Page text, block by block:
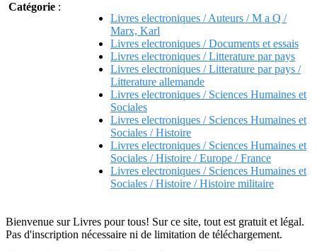
Catégorie :
Livres electroniques / Auteurs / M a Q /
Marx, Karl
Livres electroniques / Documents et essais
Livres electroniques / Litterature par pays
Livres electroniques / Litterature par pays /
Litterature allemande
Livres electroniques / Sciences Humaines et
Sociales
Livres electroniques / Sciences Humaines et
Sociales / Histoire
Livres electroniques / Sciences Humaines et
Sociales / Histoire / Europe / France
Livres electroniques / Sciences Humaines et
Sociales / Histoire / Histoire militaire
Bienvenue sur Livres pour tous! Sur ce site, tout est gratuit et légal.
Pas d'inscription nécessaire ni de limitation de téléchargement.